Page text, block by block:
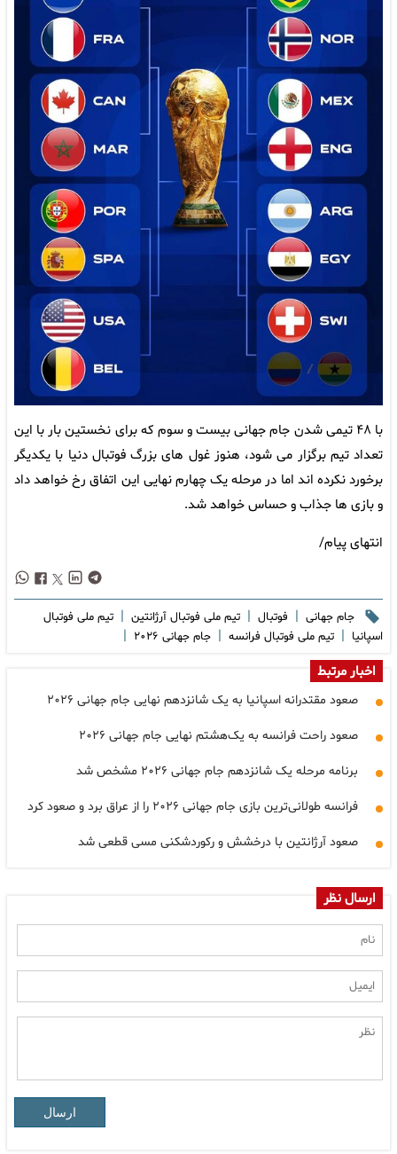
با ۴۸ تیمی شدن جام جهانی بیست و سوم که برای نخستین بار با این
تعداد تیم برگزار می شود، هنوز غول های بزرگ فوتبال دنیا با یکدیگر
برخورد نکرده اند اما در مرحله یک چهارم نهایی این اتفاق رخ خواهد داد
و بازی ها جذاب و حساس خواهد شد.
انتهای پیام/
جام جهانی | فوتبال | تیم ملی فوتبال آرژانتین | تیم ملی فوتبال
اسپانیا | تیم ملی فوتبال فرانسه | جام جهانی ۲۰۲۶ |
اخبار مرتبط
صعود مقتدرانه اسپانیا به یک شانزدهم نهایی جام جهانی ۲۰۲۶
صعود راحت فرانسه به یک‌هشتم نهایی جام جهانی ۲۰۲۶
برنامه مرحله یک شانزدهم جام جهانی ۲۰۲۶ مشخص شد
فرانسه طولانی‌ترین بازی جام جهانی ۲۰۲۶ را از عراق برد و صعود کرد
صعود آرژانتین با درخشش و رکوردشکنی مسی قطعی شد
ارسال نظر
ارسال